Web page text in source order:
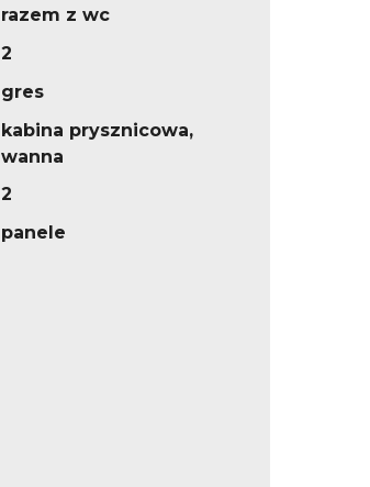
razem z wc
2
gres
kabina prysznicowa,
wanna
2
panele